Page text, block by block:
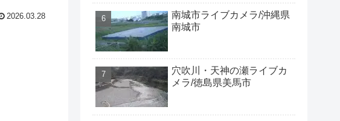
2026.03.28
南城市ライブカメラ/沖縄県
南城市
穴吹川・天神の瀬ライブカ
メラ/徳島県美馬市